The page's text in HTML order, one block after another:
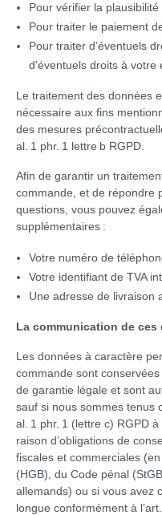
Pour vérifier la
Pour traiter le paiement
Pour traiter d’éventuels
d’éventuels droits à votre
Le traitement des données
nécessaire aux fins
des mesures
al. 1 phr. 1 lettre b RGPD.
Afin de garantir un
commande, et de répondre
questions, vous pouvez
supplémentaires :
Votre numéro de
Votre identifiant de TVA
Une adresse de livraison
La communication de
Les données à caractère
commande sont conservées
de garantie légale et sont
sauf si nous sommes tenus
al. 1 phr. 1 (lettre c) RGPD
raison d’obligations de
fiscales et commerciales
(HGB), du Code pénal
allemands) ou si vous avez
longue conformément à